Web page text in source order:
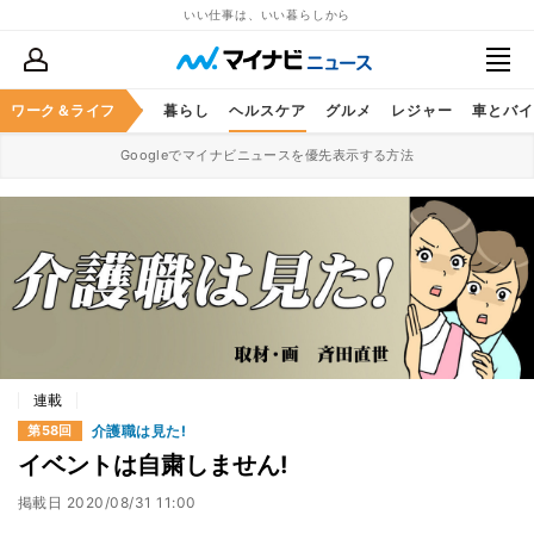
いい仕事は、いい暮らしから
ワーク＆ライフ
ススキル マネー 暮らし ヘルスケア グルメ レジャー 車とバ
Googleでマイナビニュースを優先表示する方法
連載
第58回 介護職は見た!
イベントは自粛しません!
掲載日 2020/08/31 11:00